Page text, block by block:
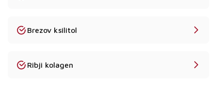
Kakšen je MOQ?
Ali so na voljo vzorci?
Brezov ksilitol
Ribji kolagen